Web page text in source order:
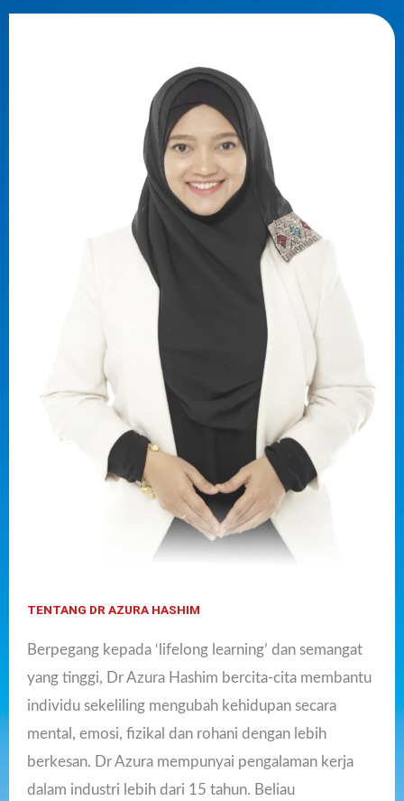
TENTANG DR AZURA HASHIM
Berpegang kepada ‘lifelong learning’ dan semangat
yang tinggi, Dr Azura Hashim bercita-cita membantu
individu sekeliling mengubah kehidupan secara
mental, emosi, fizikal dan rohani dengan lebih
berkesan. Dr Azura mempunyai pengalaman kerja
dalam industri lebih dari 15 tahun. Beliau